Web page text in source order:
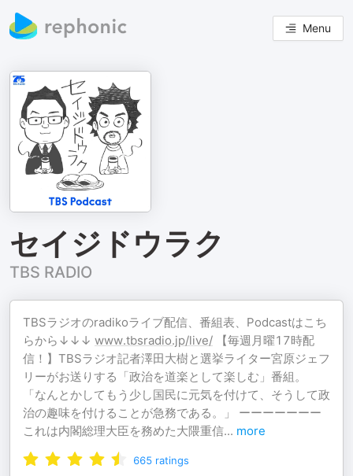
Menu
セイジドウラク
TBS RADIO
TBSラジオのradikoライブ配信、番組表、Podcastはこち
らから↓↓↓ www.tbsradio.jp/live/ 【毎週月曜17時配
信！】TBSラジオ記者澤田大樹と選挙ライター宮原ジェフ
リーがお送りする「政治を道楽として楽しむ」番組。
「なんとかしてもう少し国民に元気を付けて、そうして政
治の趣味を付けることが急務である。」 ーーーーーーー
これは内閣総理大臣を務めた大隈重信... more
665 ratings